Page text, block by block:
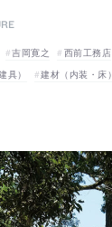
吉岡寛之 西前工務店
具） 建材（内装・床）